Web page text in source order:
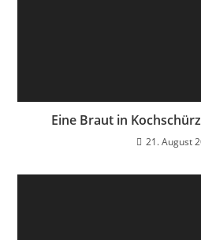
Eine Braut in
21. August